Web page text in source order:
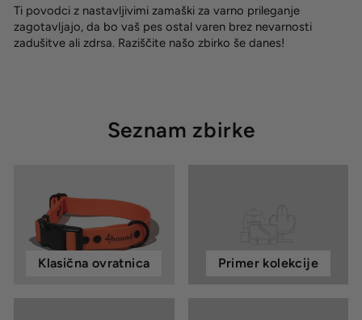
Ti povodci z nastavljivimi zamaški za varno prileganje
zagotavljajo, da bo vaš pes ostal varen brez nevarnosti
zadušitve ali zdrsa. Raziščite našo zbirko še danes!
Seznam zbirke
Klasična ovratnica Primer kolekcije